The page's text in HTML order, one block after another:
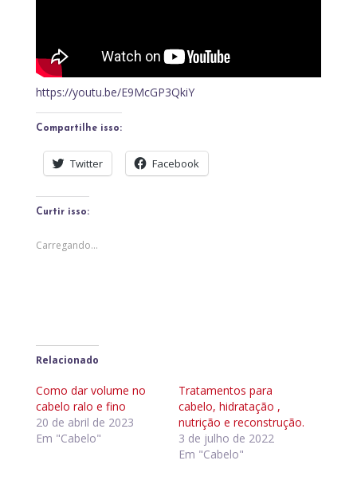
https://youtu.be/E9McGP3QkiY
Compartilhe isso:
Twitter Facebook
Curtir isso:
Carregando...
Relacionado
Como dar volume no
cabelo ralo e fino
20 de abril de 2023
Em "Cabelo"
Tratamentos para
cabelo, hidratação ,
nutrição e reconstrução.
3 de julho de 2022
Em "Cabelo"